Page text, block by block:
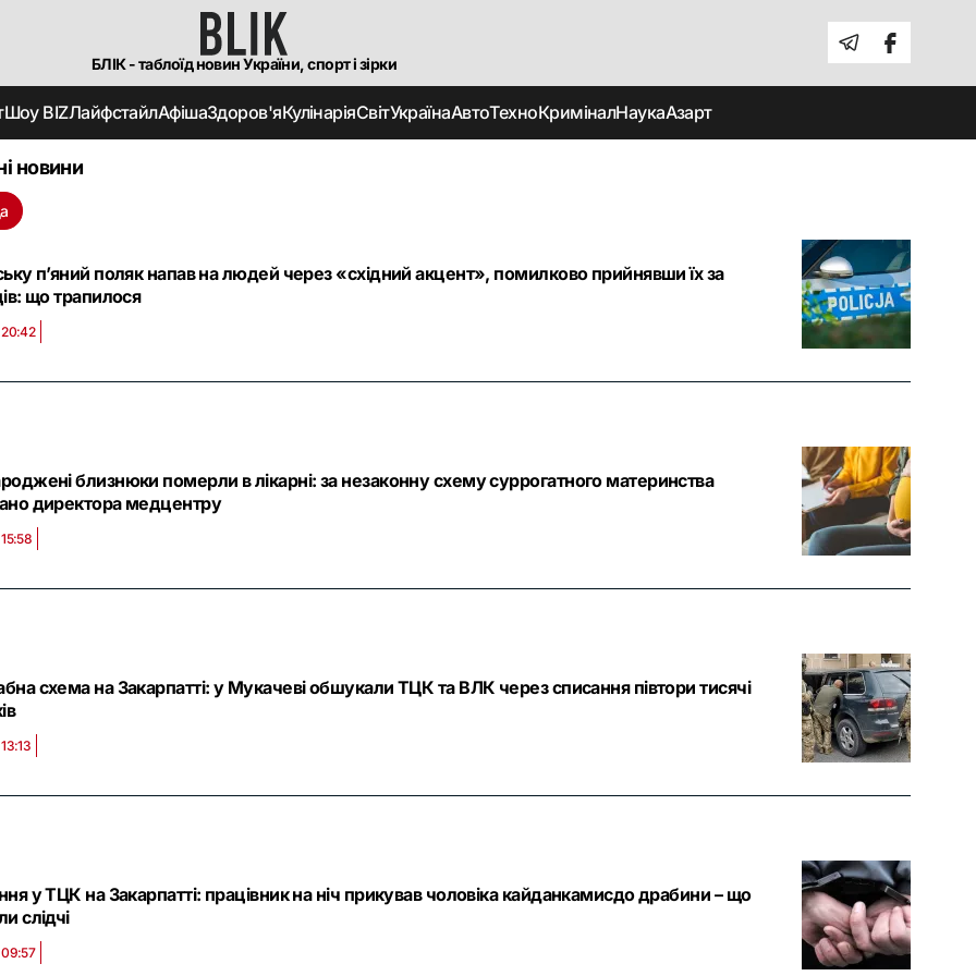
БЛІК - таблоїд новин України, спорт і зірки
Шоу BIZЛайфстайлАфішаЗдоров'яКулінаріяСвітУкраїнаАвтоТехноКриміналНаукаАзарт
новини
п’яний поляк напав на людей через «східний акцент», помилково прийнявши їх за
що трапилося
близнюки померли в лікарні: за незаконну схему суррогатного материнства
директора медцентру
схема на Закарпатті: у Мукачеві обшукали ТЦК та ВЛК через списання півтори тисячі
у ТЦК на Закарпатті: працівник на ніч прикував чоловіка кайданкамисдо драбини – що
слідчі